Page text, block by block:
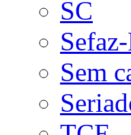
SC
Sem